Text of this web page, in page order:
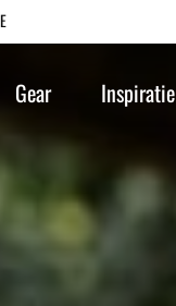
Gear Inspiratie